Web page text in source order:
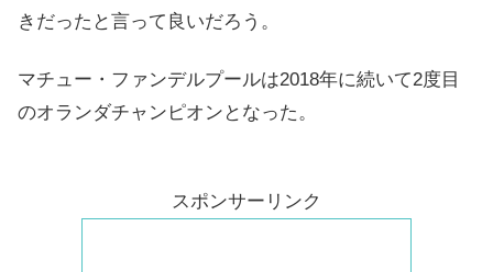
きだったと言って良いだろう。
マチュー・ファンデルプールは2018年に続いて2度目
のオランダチャンピオンとなった。
スポンサーリンク